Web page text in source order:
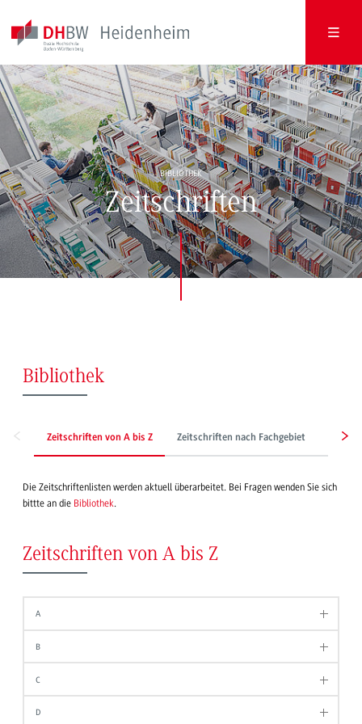
BIBLIOTHEK
Zeitschriften
Bibliothek
Zeitschriften von A bis Z Zeitschriften nach Fachgebiet
Die Zeitschriftenlisten werden aktuell überarbeitet. Bei Fragen wenden Sie sich
bittte an die Bibliothek.
Zeitschriften von A bis Z
A
B
C
D